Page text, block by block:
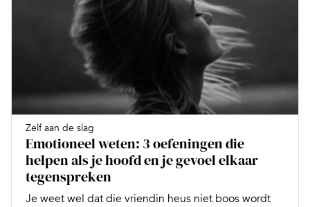
Zelf aan de slag
Emotioneel weten: 3 oefeningen die
helpen als je hoofd en je gevoel elkaar
tegenspreken
Je weet wel dat die vriendin heus niet boos wordt